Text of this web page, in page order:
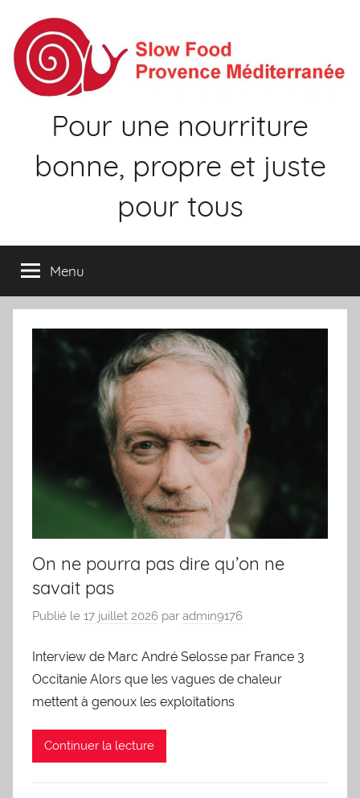
contenu
Pour une nourriture
bonne, propre et juste
pour tous
Menu
On ne pourra pas dire qu’on ne
savait pas
Publié le 17 juillet 2026 par admin9176
Interview de Marc André Selosse par France 3
Occitanie Alors que les vagues de chaleur
mettent à genoux les exploitations
Continuer la lecture